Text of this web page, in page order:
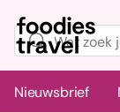
Nieuwsbrief